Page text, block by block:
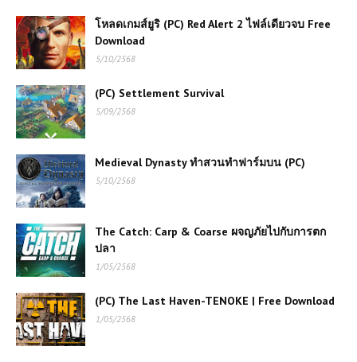
โหลดเกมส์ยูริ (PC) Red Alert 2 ไฟล์เดียวจบ Free
Download
5/10/2568
(PC) Settlement Survival
5/09/2568
Medieval Dynasty ทำสวนทำฟาร์มบน (PC)
5/10/2568
The Catch: Carp & Coarse ผจญภัยไปกับการตก
ปลา
1/05/2568
(PC) The Last Haven-TENOKE | Free Download
1/05/2568